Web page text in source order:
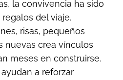
la convivencia ha sido
del viaje.
risas, pequeños
nuevas crea vínculos
meses en construirse.
a reforzar